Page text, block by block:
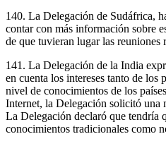
140. La Delegación de Sudáfrica,
contar con más información sobre
de que tuvieran lugar las
141. La Delegación de la India
en cuenta los intereses tanto de los
nivel de conocimientos de los
Internet, la Delegación solicitó una
La Delegación declaró que tendría
conocimientos tradicionales como